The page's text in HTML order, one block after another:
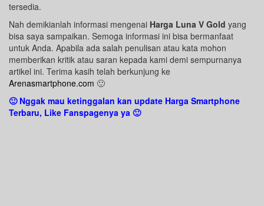
tersedia.
Nah demikianlah informasi mengenai Harga Luna V Gold yang
bisa saya sampaikan. Semoga informasi ini bisa bermanfaat
untuk Anda. Apabila ada salah penulisan atau kata mohon
memberikan kritik atau saran kepada kami demi sempurnanya
artikel ini. Terima kasih telah berkunjung ke
Arenasmartphone.com 🙂
🙂 Nggak mau ketinggalan kan update Harga Smartphone
Terbaru, Like Fanspagenya ya 🙂